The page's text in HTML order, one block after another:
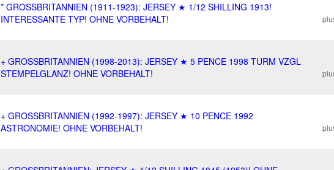
* GROSSBRITANNIEN (1911-1923): JERSEY ★ 1/12 SHILLING 1913!
INTERESSANTE TYP! OHNE VORBEHALT!
+ GROSSBRITANNIEN (1998-2013): JERSEY ★ 5 PENCE 1998 TURM VZGL
STEMPELGLANZ! OHNE VORBEHALT!
+ GROSSBRITANNIEN (1992-1997): JERSEY ★ 10 PENCE 1992
ASTRONOMIE! OHNE VORBEHALT!